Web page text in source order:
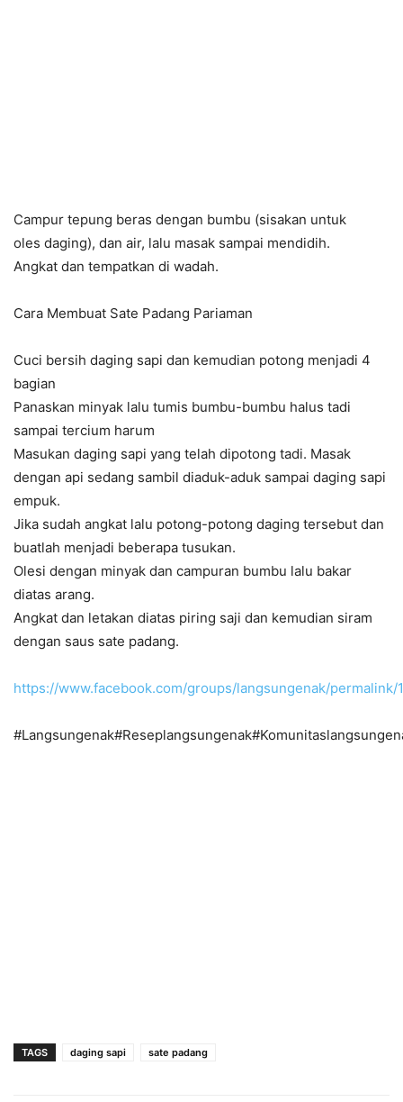
Campur tepung beras dengan bumbu (sisakan untuk
oles daging), dan air, lalu masak sampai mendidih.
Angkat dan tempatkan di wadah.
Cara Membuat Sate Padang Pariaman
Cuci bersih daging sapi dan kemudian potong menjadi 4
bagian
Panaskan minyak lalu tumis bumbu-bumbu halus tadi
sampai tercium harum
Masukan daging sapi yang telah dipotong tadi. Masak
dengan api sedang sambil diaduk-aduk sampai daging sapi
empuk.
Jika sudah angkat lalu potong-potong daging tersebut dan
buatlah menjadi beberapa tusukan.
Olesi dengan minyak dan campuran bumbu lalu bakar
diatas arang.
Angkat dan letakan diatas piring saji dan kemudian siram
dengan saus sate padang.
https://www.facebook.com/groups/langsungenak/permalink/
TAGS daging sapi sate padang